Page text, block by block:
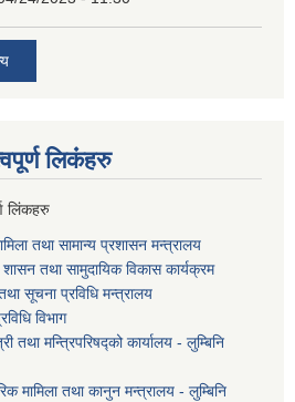
लि‌कंंहरु
लिंकहरु
तथा सामान्य प्रशासन मन्त्रालय
शासन तथा सामुदायिक विकास कार्यक्रम
सूचना प्रविधि मन्त्रालय
विभाग
तथा मन्त्रिपरिषद्को कार्यालय - लुम्बिनि
मामिला तथा कानुन मन्त्रालय - लुम्बिनि